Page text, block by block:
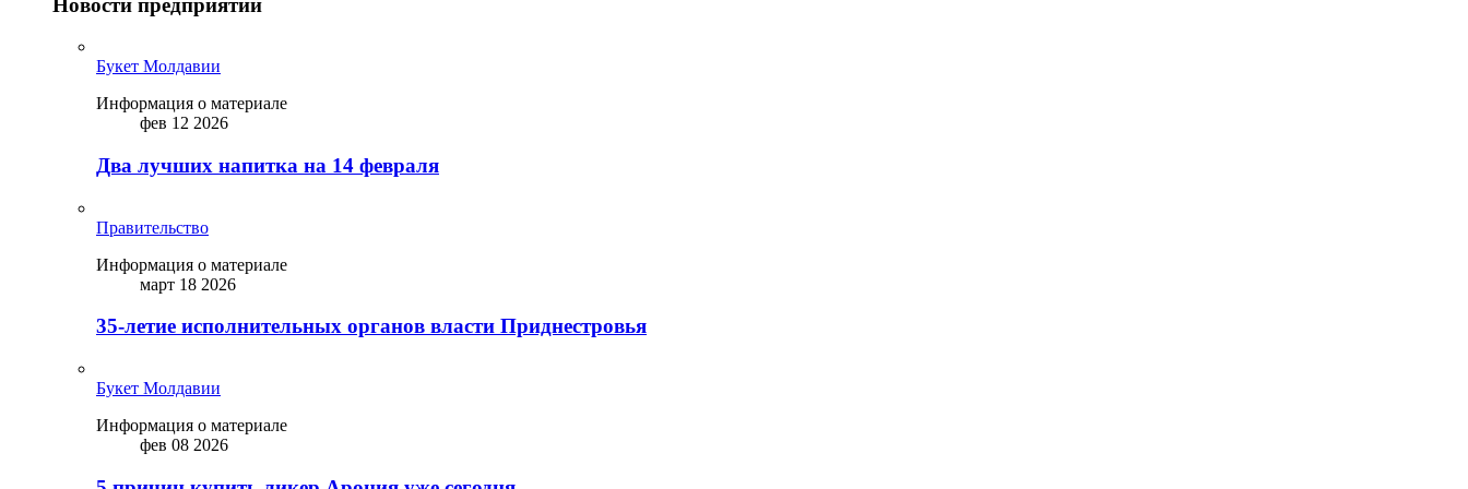
Букет Молдавии
Информация о материале
фев 12 2026
Два лучших напитка на 14 февраля
Правительство
Информация о материале
март 18 2026
35-летие исполнительных органов власти Приднестровья
Букет Молдавии
Информация о материале
фев 08 2026